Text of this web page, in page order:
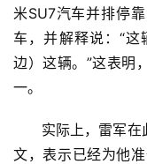
米SU7汽车并排停
车，并解释说：“
边）这辆。”这表明
一。
实际上，雷军
文，表示已经为他